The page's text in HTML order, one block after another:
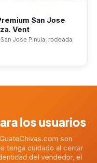
San Jose
Vent
Jose Pinula, rodeada
los usuarios
son
tenga cuidado al cerrar
del vendedor, el